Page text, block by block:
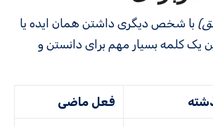
با شخص دیگری داشتن همان ایده یا
یک کلمه بسیار مهم برای دانستن و
فعل ماضی